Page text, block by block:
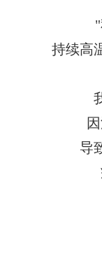
持续高
导